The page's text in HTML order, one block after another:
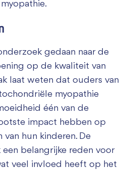
gedaan naar de
op de kwaliteit van
laat weten dat ouders van
myopathie
één van de
impact hebben op
hun kinderen. De
belangrijke reden voor
veel invloed heeft op het